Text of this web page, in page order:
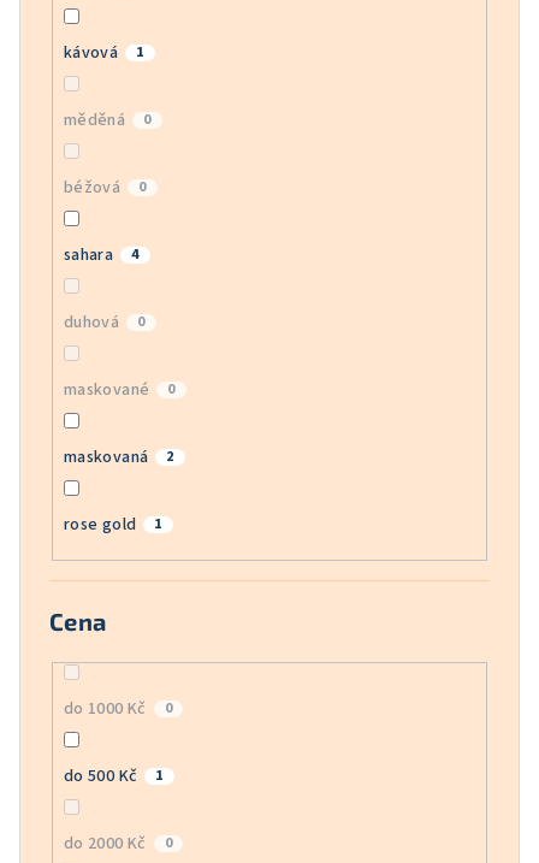
kávová 1
měděná 0
béžová 0
sahara 4
duhová 0
maskované 0
maskovaná 2
rose gold 1
Cena
do 1000 Kč 0
do 500 Kč 1
do 2000 Kč 0